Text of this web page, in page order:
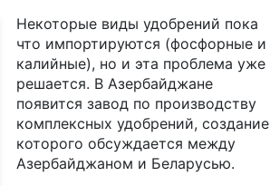
Некоторые виды удобрений пока
что импортируются (фосфорные и
калийные), но и эта проблема уже
решается. В Азербайджане
появится завод по производству
комплексных удобрений, создание
которого обсуждается между
Азербайджаном и Беларусью.